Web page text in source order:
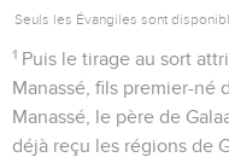
Seuls les Évangiles sont
1 Puis le tirage au sort
Manassé, fils premier-né
Manassé, le père de
déjà reçu les régions de